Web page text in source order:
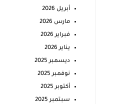
أبريل 2026
مارس 2026
فبراير 2026
يناير 2026
ديسمبر 2025
نوفمبر 2025
أكتوبر 2025
سبتمبر 2025